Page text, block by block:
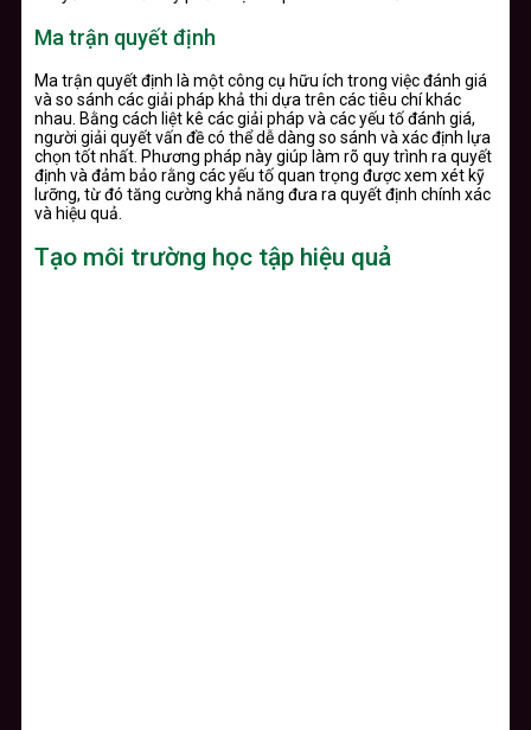
Ma trận quyết định
Ma trận quyết định là một công cụ hữu ích trong việc đánh giá
và so sánh các giải pháp khả thi dựa trên các tiêu chí khác
nhau. Bằng cách liệt kê các giải pháp và các yếu tố đánh giá,
người giải quyết vấn đề có thể dễ dàng so sánh và xác định lựa
chọn tốt nhất. Phương pháp này giúp làm rõ quy trình ra quyết
định và đảm bảo rằng các yếu tố quan trọng được xem xét kỹ
lưỡng, từ đó tăng cường khả năng đưa ra quyết định chính xác
và hiệu quả.
Tạo môi trường học tập hiệu quả